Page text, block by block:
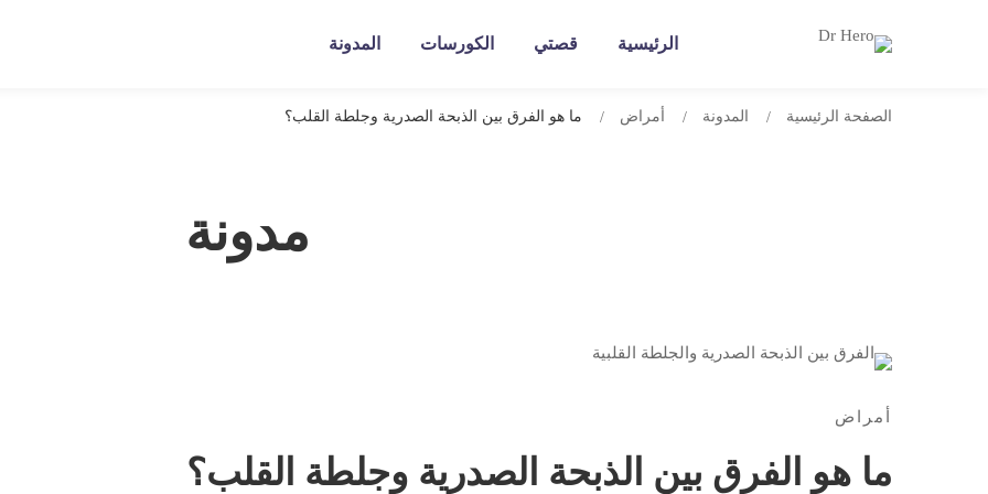
الرئيسية قصتي الكورسات المدونة
مدونة
الصفحة الرئيسية المدونة أمراض ما هو الفرق بين الذبحة الصدرية وجلطة القلب؟
أمراض
ما هو الفرق بين الذبحة الصدرية وجلطة القلب؟